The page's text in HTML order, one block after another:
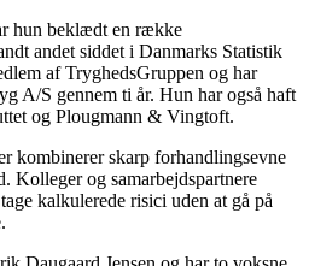
hun beklædt en række
andet siddet i Danmarks Statistik
af TryghedsGruppen og har
A/S gennem ti år. Hun har også haft
og Plougmann & Vingtoft.
kombinerer skarp forhandlingsevne
Kolleger og samarbejdspartnere
kalkulerede risici uden at gå på